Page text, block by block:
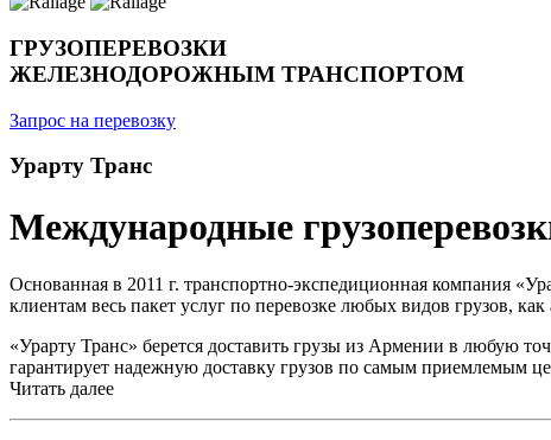
ГРУЗОПЕРЕВОЗКИ
ЖЕЛЕЗНОДОРОЖНЫМ ТРАНСПОРТОМ
Запрос на перевозку
Урарту Транс
Международные
Основанная в 2011 г. транспортно-экспедиционная компания
клиентам весь пакет услуг по перевозке любых видов грузов,
«Урарту Транс» берется доставить грузы из Армении в любую
гарантирует надежную доставку грузов по самым приемлемым
Читать далее